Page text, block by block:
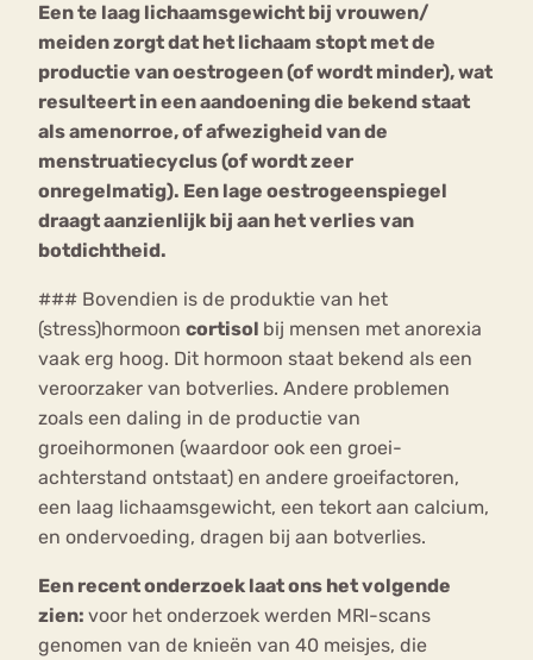
Een te laag lichaamsgewicht bij vrouwen/
meiden zorgt dat het lichaam stopt met de
productie van oestrogeen (of wordt minder), wat
resulteert in een aandoening die bekend staat
als amenorroe, of afwezigheid van de
menstruatiecyclus (of wordt zeer
onregelmatig). Een lage oestrogeenspiegel
draagt aanzienlijk bij aan het verlies van
botdichtheid.
### Bovendien is de produktie van het
(stress)hormoon cortisol bij mensen met anorexia
vaak erg hoog. Dit hormoon staat bekend als een
veroorzaker van botverlies. Andere problemen
zoals een daling in de productie van
groeihormonen (waardoor ook een groei-
achterstand ontstaat) en andere groeifactoren,
een laag lichaamsgewicht, een tekort aan calcium,
en ondervoeding, dragen bij aan botverlies.
Een recent onderzoek laat ons het volgende
zien: voor het onderzoek werden MRI-scans
genomen van de knieën van 40 meisjes, die